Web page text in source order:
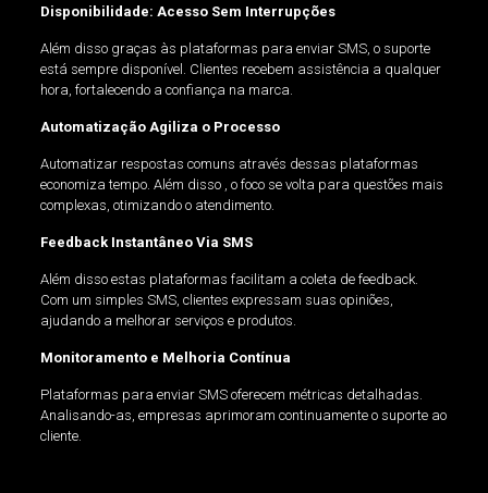
Disponibilidade: Acesso Sem Interrupções
Além disso graças às plataformas para enviar SMS, o suporte
está sempre disponível. Clientes recebem assistência a qualquer
hora, fortalecendo a confiança na marca.
Automatização Agiliza o Processo
Automatizar respostas comuns através dessas plataformas
economiza tempo. Além disso , o foco se volta para questões mais
complexas, otimizando o atendimento.
Feedback Instantâneo Via SMS
Além disso estas plataformas facilitam a coleta de feedback.
Com um simples SMS, clientes expressam suas opiniões,
ajudando a melhorar serviços e produtos.
Monitoramento e Melhoria Contínua
Plataformas para enviar SMS oferecem métricas detalhadas.
Analisando-as, empresas aprimoram continuamente o suporte ao
cliente.